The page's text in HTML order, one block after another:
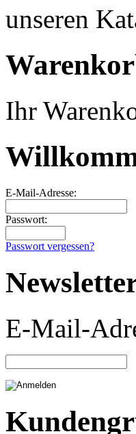
unseren
Ihr
E-Mail-Adresse:
Passwort:
Passwort vergessen?
E-Mail-